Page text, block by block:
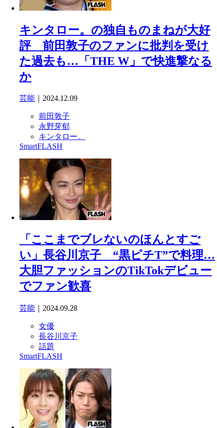
キンタロー。の独自ものまねが大好
評 前田敦子のファンに批判を受け
た過去も…「THE W」で快進撃なる
か
芸能 ｜2024.12.09
前田敦子
永野芽郁
キンタロー。
SmartFLASH
「ここまでブレないのほんとすご
い」長谷川京子 “黒ピチT”で料理…
大胆ファッションのTikTokデビュー
でファン歓喜
芸能 ｜2024.09.28
女優
長谷川京子
話題
SmartFLASH